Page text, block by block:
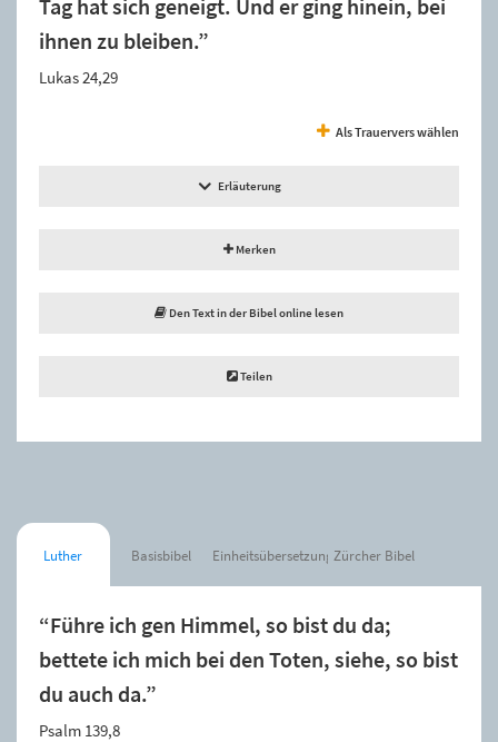
Tag hat sich geneigt. Und er ging hinein, bei
ihnen zu bleiben.”
Lukas 24,29
Als Trauervers wählen
Erläuterung
Merken
Den Text in der Bibel online lesen
Teilen
Luther Basisbibel Einheitsübersetzung Zürcher Bibel
“Führe ich gen Himmel, so bist du da;
bettete ich mich bei den Toten, siehe, so bist
du auch da.”
Psalm 139,8